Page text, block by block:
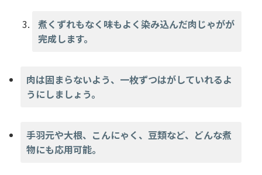
煮くずれもなく味もよく染み込んだ肉じゃがが
完成します。
肉は固まらないよう、一枚ずつはがしていれるよ
うにしましょう。
手羽元や大根、こんにゃく、豆類など、どんな煮
物にも応用可能。